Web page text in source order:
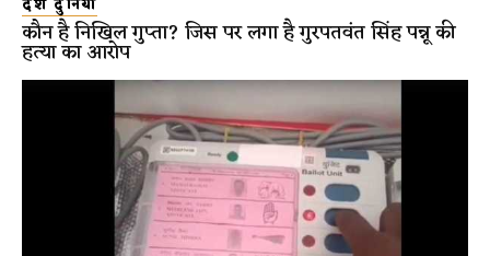
कौन है निखिल गुप्ता? जिस पर लगा है गुरपतवंत सिंह पन्नू की
हत्या का आरोप